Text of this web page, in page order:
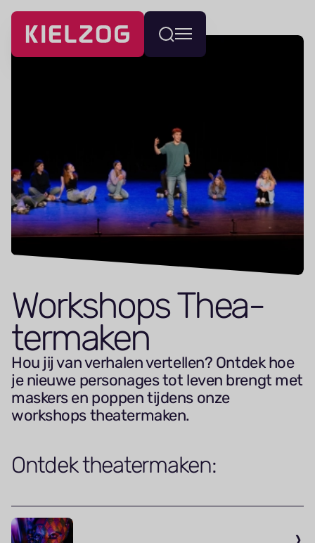
Navigatie
overslaan
Wissel
menu
Workshops The­a­
termaken
Hou jij van verhalen vertellen? Ontdek hoe
je nieuwe personages tot leven brengt met
maskers en poppen tijdens onze
workshops theatermaken.
Ontdek theatermaken: